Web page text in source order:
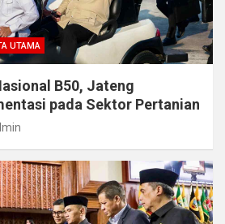
UTAMA
B50, Jateng
pada Sektor Pertanian